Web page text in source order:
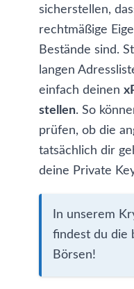
sicherstellen,
rechtmäßige
Bestände sind.
langen
einfach deinen
stellen. So
prüfen, ob die
tatsächlich dir
deine Private
In unserem
findest du die
Börsen!